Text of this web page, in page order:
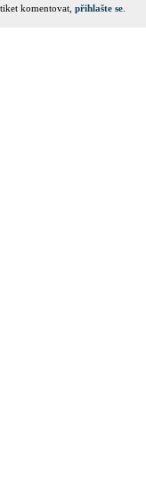
komentovat, přihlašte se